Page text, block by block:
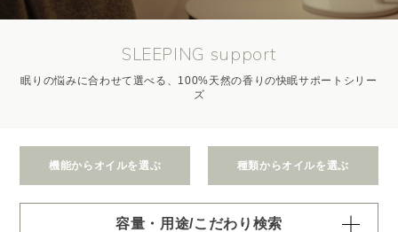
SLEEPING support
眠りの悩みに合わせて選べる、100%天然の香りの快眠サポートシリー
ズ
機能からオイルを選ぶ 種類からオイルを選ぶ
容量・用途/こだわり検索